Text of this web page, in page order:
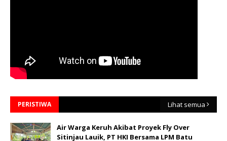
PERISTIWA Lihat semua
Air Warga Keruh Akibat Proyek Fly Over
Sitinjau Lauik, PT HKI Bersama LPM Batu